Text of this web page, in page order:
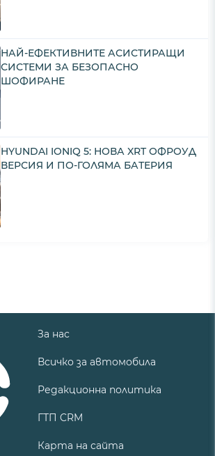
НАЙ-ЕФЕКТИВНИТЕ АСИСТИРАЩИ
СИСТЕМИ ЗА БЕЗОПАСНО
ШОФИРАНЕ
HYUNDAI IONIQ 5: НОВА XRT ОФРОУД
ВЕРСИЯ И ПО-ГОЛЯМА БАТЕРИЯ
За нас
Всичко за автомобила
Редакционна политика
ГТП CRM
Карта на сайта